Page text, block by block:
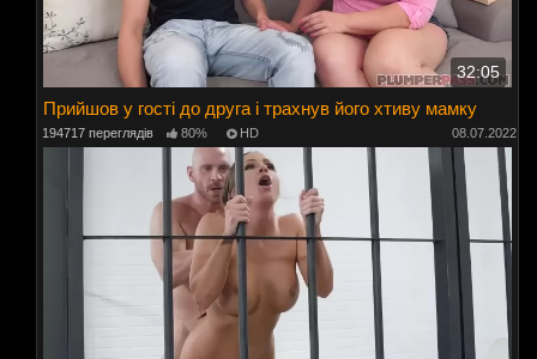
32:05
Прийшов у гості до друга і трахнув його хтиву мамку
194717 переглядів 80% HD 08.07.2022